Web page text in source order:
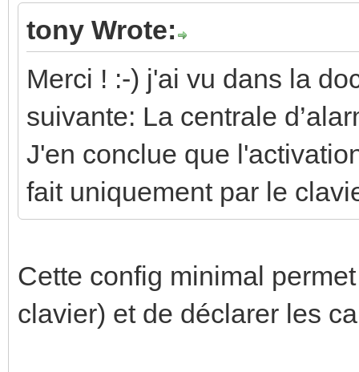
tony Wrote:
Merci ! :-) j'ai vu dans la
suivante: La centrale
J'en conclue que
fait uniquement par le
Cette config minimal
clavier) et de déclarer les